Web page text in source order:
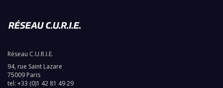
Réseau C.U.R.I.E.
94, rue Saint Lazare
75009 Paris
tel: +33 (0)1 42 81 49 29